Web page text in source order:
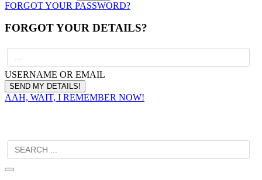
FORGOT YOUR PASSWORD?
FORGOT YOUR DETAILS?
USERNAME OR EMAIL
AAH, WAIT, I REMEMBER NOW!